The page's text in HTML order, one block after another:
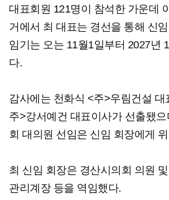
대표회원 121명이 참석한 가운데
거에서 최 대표는 경선을 통해 신
임기는 오는 11월1일부터 2027년
다.
감사에는 천화식 <주>우림건설 대
주>강서예건 대표이사가 선출됐
회 대의원 선임은 신임 회장에게
최 신임 회장은 경산시의회 의원
관리계장 등을 역임했다.